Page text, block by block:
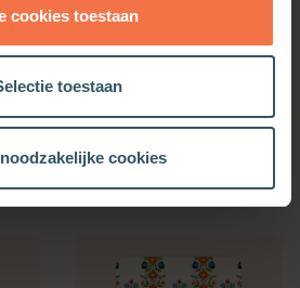
cookies toestaan
toestaan
cookies
Meer informatie